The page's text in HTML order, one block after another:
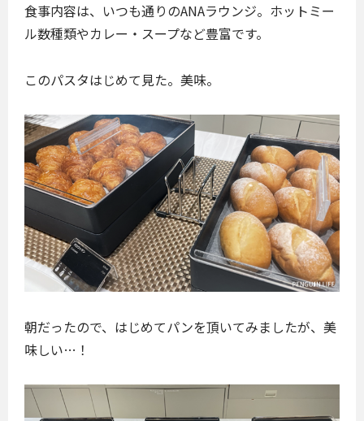
食事内容は、いつも通りのANAラウンジ。ホットミー
ル数種類やカレー・スープなど豊富です。
このパスタはじめて見た。美味。
朝だったので、はじめてパンを頂いてみましたが、美
味しい…！